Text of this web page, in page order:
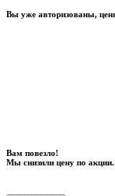
Вы уже авторизованы,
Вам повезло!
Мы снизили цену по